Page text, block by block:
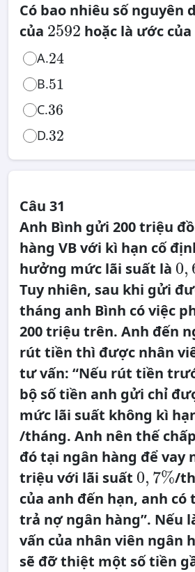
Có bao nhiêu số nguyên
của 2592
2592hoặc là ước của
A.24
24
B.51
51
C.36
36
D.32
32
Câu 31
Anh Bình gửi 200 triệu
hàng VB với kì hạn cố
hưởng mức lãi suất là 0,
0
,
65
%
Tuy nhiên, sau khi gửi
tháng anh Bình có việc
200 triệu trên. Anh đến
rút tiền thì được nhân
tư vấn: “Nếu rút tiền
bộ số tiền anh gửi chỉ
mức lãi suất không kì
/tháng. Anh nên thế
đó tại ngân hàng để vay
triệu với lãi suất 0, 7%
0
,
7
%
/
của anh đến hạn, anh
trả nợ ngân hàng”. Nếu
vấn của nhân viên ngân
sẽ đỡ thiệt một số tiền